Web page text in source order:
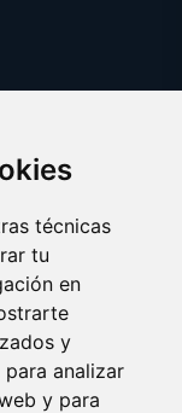
técnicas
tu
en
y
analizar
y para